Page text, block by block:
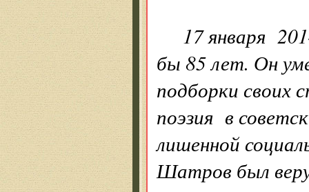
17 января
бы 85 лет. Он
подборки своих
поэзия в
лишенной
Шатров был